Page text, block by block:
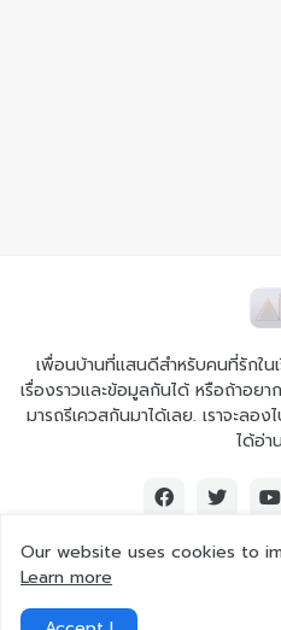
เพื่อนบ้านที่แสนดีสำหรับคนที่รักใน
เรื่องราวและข้อมูลกันได้ หรือถ้าอยาก
มารถรีเควสกันมาได้เลย. เราจะลอ
ได้อ่า
Our website uses cookies to
Learn more